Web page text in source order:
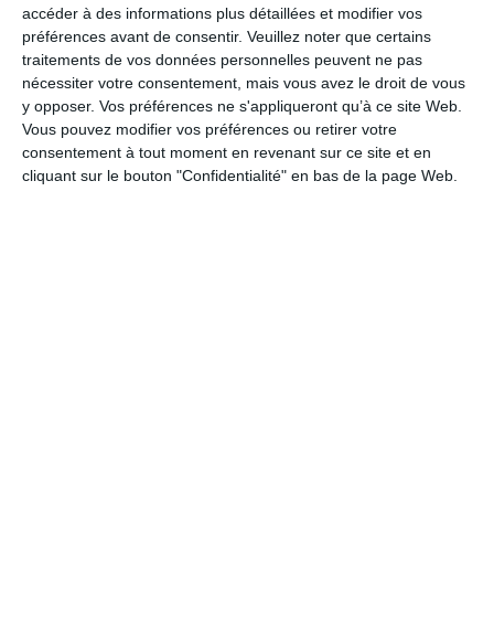
accéder à des informations plus détaillées et modifier vos
préférences avant de consentir. Veuillez noter que certains
traitements de vos données personnelles peuvent ne pas
nécessiter votre consentement, mais vous avez le droit de vous
y opposer. Vos préférences ne s'appliqueront qu’à ce site Web.
Vous pouvez modifier vos préférences ou retirer votre
consentement à tout moment en revenant sur ce site et en
cliquant sur le bouton "Confidentialité" en bas de la page Web.